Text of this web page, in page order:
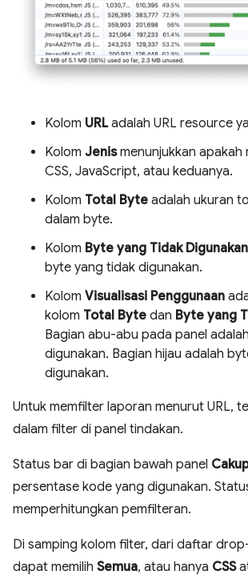
Kolom URLadalah URL resource
Kolom Jenismenunjukkan apakah
CSS, JavaScript, atau keduanya.
Kolom Total Byte adalah ukuran
dalam byte.
Kolom Byte yang Tidak Digunakan
byte yang tidak digunakan.
Kolom Visualisasi Penggunaan
kolom Total Byte dan Byte yang
Bagian abu-abu pada panel
digunakan. Bagian hijau adalah
digunakan.
Untuk memfilter laporan menurut URL,
dalam filter di panel tindakan.
Status bar di bagian bawah panel
persentase kode yang digunakan.
memperhitungkan pemfilteran.
Di samping kolom filter, dari daftar
dapat memilih Semua, atau hanya CSS